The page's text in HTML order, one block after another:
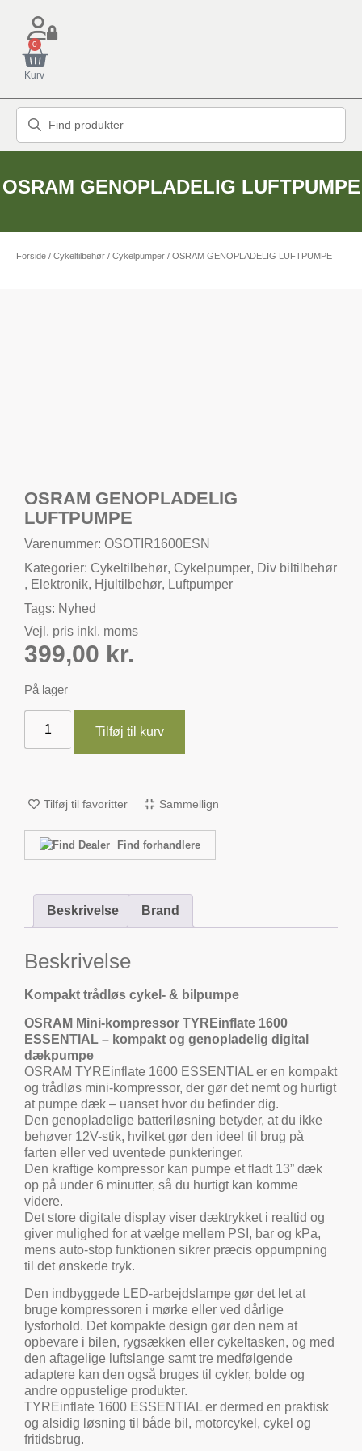
0
Kurv
OSRAM GENOPLADELIG LUFTPUMPE
Forside / Cykeltilbehør / Cykelpumper / OSRAM GENOPLADELIG LUFTPUMPE
OSRAM GENOPLADELIG
LUFTPUMPE
Varenummer: OSOTIR1600ESN
Kategorier: Cykeltilbehør, Cykelpumper, Div biltilbehør
, Elektronik, Hjultilbehør, Luftpumper
Tags: Nyhed
Vejl. pris inkl. moms
399,00 kr.
På lager
Tilføj til kurv
Tilføj til favoritter Sammellign
Find forhandlere
Beskrivelse Brand
Beskrivelse
Kompakt trådløs cykel- & bilpumpe
OSRAM Mini-kompressor TYREinflate 1600
ESSENTIAL – kompakt og genopladelig digital
dækpumpe
OSRAM TYREinflate 1600 ESSENTIAL er en kompakt
og trådløs mini-kompressor, der gør det nemt og hurtigt
at pumpe dæk – uanset hvor du befinder dig.
Den genopladelige batteriløsning betyder, at du ikke
behøver 12V-stik, hvilket gør den ideel til brug på
farten eller ved uventede punkteringer.
Den kraftige kompressor kan pumpe et fladt 13” dæk
op på under 6 minutter, så du hurtigt kan komme
videre.
Det store digitale display viser dæktrykket i realtid og
giver mulighed for at vælge mellem PSI, bar og kPa,
mens auto-stop funktionen sikrer præcis oppumpning
til det ønskede tryk.
Den indbyggede LED-arbejdslampe gør det let at
bruge kompressoren i mørke eller ved dårlige
lysforhold. Det kompakte design gør den nem at
opbevare i bilen, rygsækken eller cykeltasken, og med
den aftagelige luftslange samt tre medfølgende
adaptere kan den også bruges til cykler, bolde og
andre oppustelige produkter.
TYREinflate 1600 ESSENTIAL er dermed en praktisk
og alsidig løsning til både bil, motorcykel, cykel og
fritidsbrug.